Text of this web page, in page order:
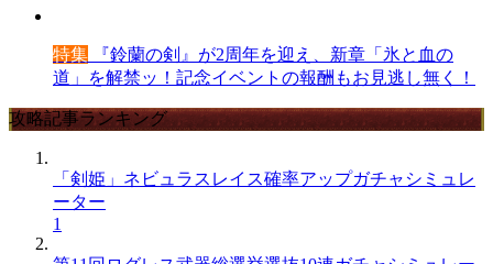
特集 『鈴蘭の剣』が2周年を迎え、新章「氷と血の
道」を解禁ッ！記念イベントの報酬もお見逃し無く！
攻略記事ランキング
「剣姫」ネビュラスレイス確率アップガチャシミュレ
ーター
1